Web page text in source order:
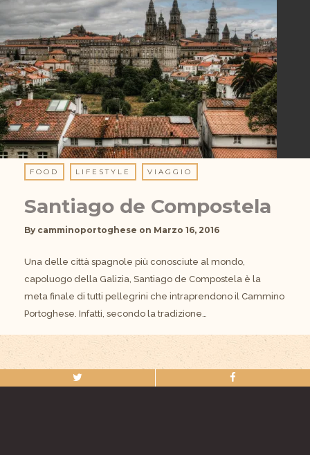
FOOD LIFESTYLE VIAGGIO
Santiago de Compostela
By camminoportoghese on Marzo 16, 2016
Una delle città spagnole più conosciute al mondo,
capoluogo della Galizia, Santiago de Compostela è la
meta finale di tutti pellegrini che intraprendono il Cammino
Portoghese. Infatti, secondo la tradizione…